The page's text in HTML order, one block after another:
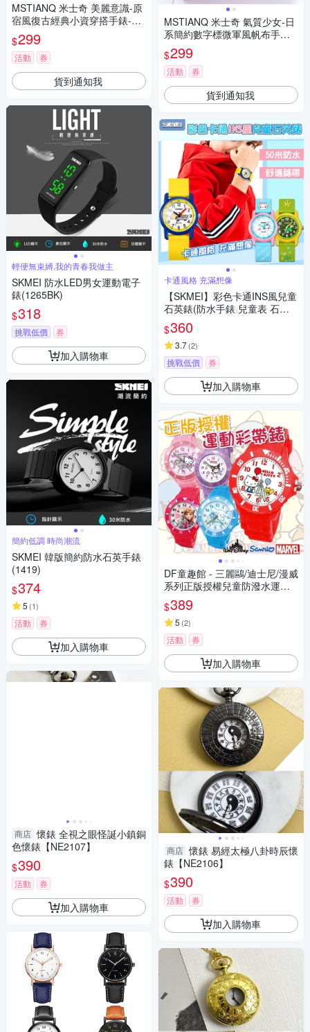
MSTIANQ 米士奇 美麗意識-原
宿風復古經典小資穿搭手錶-粉
紅色/38mm
$299
活動 券
貨到通知我
輕便無束縛,我的青春我做主
SKMEI 防水LED男女運動電子
錶(1265BK)
$318
挑戰低價 券
加入購物車
簡約低調 時尚潮流
SKMEI 韓版簡約防水石英手錶
(1419)
$374
5 (1)
活動 券
加入購物車
商店 懷錶 全視之眼怪誕小鎮銅
色懷錶【NE2107】
$390
活動 券
加入購物車
MSTIANQ 米士奇 氣質少女-日
系簡約數字標微軍風帆布手錶-
灰色/30mm
$299
活動 券
貨到通知我
卡通風格 充滿想像
【SKMEI】彩色卡通INS風兒童
石英錶(防水手錶 兒童表 石英
錶 學生錶 卡通手錶/2157)
$360
3.7(2)
挑戰低價 券
加入購物車
DF童趣館 - 三麗鷗/迪士尼/漫威
系列正版授權兒童防潑水運動
彩帶手錶
$389
5 (2)
活動 券
加入購物車
商店 懷錶 易經太極八卦時辰懷
錶【NE2106】
$390
活動 券
加入購物車